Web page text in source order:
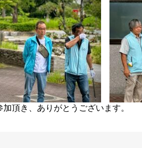
頂き、ありがとうございます。